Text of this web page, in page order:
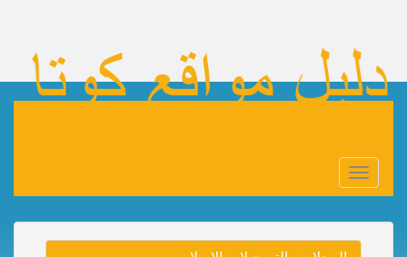
Toggle
navigation